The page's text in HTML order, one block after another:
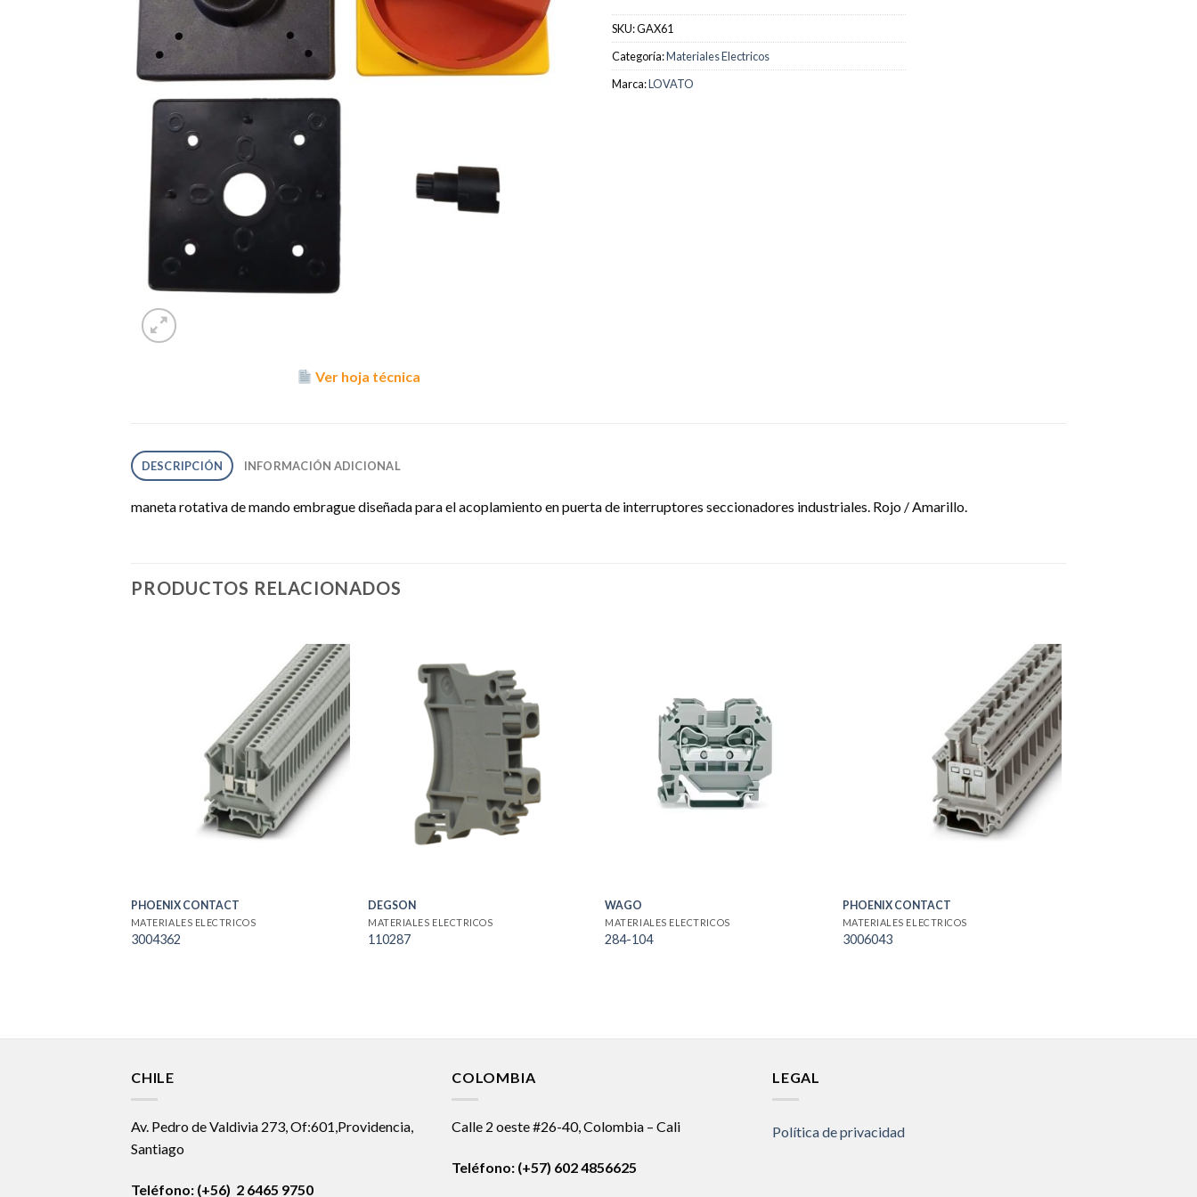
Ver hoja técnica
SKU:GAX61
Categoría:Materiales Electricos
Marca:LOVATO
DESCRIPCIÓN INFORMACIÓN ADICIONAL
maneta rotativa de mando embrague diseñada para el acoplamiento en puerta de interruptores seccionadores industriales. Rojo / Amarillo.
PRODUCTOS RELACIONADOS
PHOENIX CONTACT
MATERIALES ELECTRICOS
3004362
DEGSON
MATERIALES ELECTRICOS
110287
WAGO
MATERIALES ELECTRICOS
284-104
PHOENIX CONTACT
MATERIALES ELECTRICOS
3006043
CHILE
Av. Pedro de Valdivia 273, Of:601,Providencia,
Santiago
Teléfono: (+56) 2 6465 9750
COLOMBIA
Calle 2 oeste #26-40, Colombia – Cali
Teléfono: (+57) 602 4856625
LEGAL
Política de privacidad